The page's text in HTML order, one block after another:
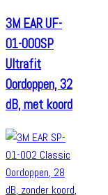
3M EAR UF-
01-000SP
Ultrafit
Oordoppen, 32
dB, met koord